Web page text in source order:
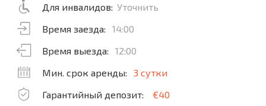
Для инвалидов: Уточнить
Время заезда:
14:00
Время выезда:
12:00
Мин. срок аренды:
3 сутки
Гарантийный депозит:
€40